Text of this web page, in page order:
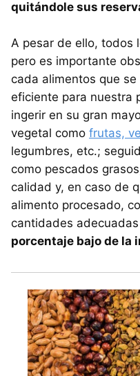
quitándole sus
A pesar de ello, todos
pero es importante
cada alimentos que
eficiente para nuestra
ingerir en su gran
vegetal como frutas,
legumbres, etc.;
como pescados
calidad y, en caso de
alimento procesado,
cantidades
porcentaje bajo de la